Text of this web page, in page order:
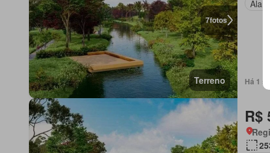
7fotos
Terreno Há 1
R$